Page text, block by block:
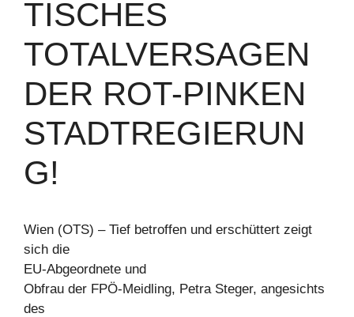
TISCHES
TOTALVERSAGEN
DER ROT-PINKEN
STADTREGIERUN
G!
Wien (OTS) – Tief betroffen und erschüttert zeigt
sich die
EU-Abgeordnete und
Obfrau der FPÖ-Meidling, Petra Steger, angesichts
des